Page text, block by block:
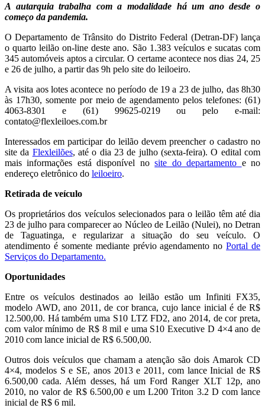
A autarquia trabalha com a modalidade há um ano desde o
começo da pandemia.
O Departamento de Trânsito do Distrito Federal (Detran-DF) lança
o quarto leilão on-line deste ano. São 1.383 veículos e sucatas com
345 automóveis aptos a circular. O certame acontece nos dias 24, 25
e 26 de julho, a partir das 9h pelo site do leiloeiro.
A visita aos lotes acontece no período de 19 a 23 de julho, das 8h30
às 17h30, somente por meio de agendamento pelos telefones: (61)
4063-8301 e (61) 99625-0219 ou pelo e-mail:
contato@flexleiloes.com.br
Interessados em participar do leilão devem preencher o cadastro no
site da Flexleilões, até o dia 23 de julho (sexta-feira). O edital com
mais informações está disponível nosite do departamento e no
endereço eletrônico do leiloeiro.
Retirada de veículo
Os proprietários dos veículos selecionados para o leilão têm até dia
23 de julho para comparecer ao Núcleo de Leilão (Nulei), no Detran
de Taguatinga, e regularizar a situação do seu veículo. O
atendimento é somente mediante prévio agendamento noPortal de
Serviços do Departamento.
Oportunidades
Entre os veículos destinados ao leilão estão um Infiniti FX35,
modelo AWD, ano 2011, de cor branca, cujo lance inicial é de R$
12.500,00. Há também uma S10 LTZ FD2, ano 2014, de cor preta,
com valor mínimo de R$ 8 mil e uma S10 Executive D 4×4 ano de
2010 com lance inicial de R$ 6.500,00.
Outros dois veículos que chamam a atenção são dois Amarok CD
4×4, modelos S e SE, anos 2013 e 2011, com lance Inicial de R$
6.500,00 cada. Além desses, há um Ford Ranger XLT 12p, ano
2010, no valor de R$ 6.500,00 e um L200 Triton 3.2 D com lance
inicial de R$ 6 mil.